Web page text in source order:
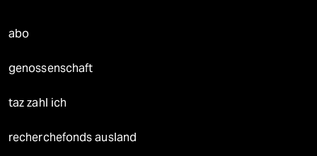
abo
genossenschaft
taz zahl ich
recherchefonds ausland